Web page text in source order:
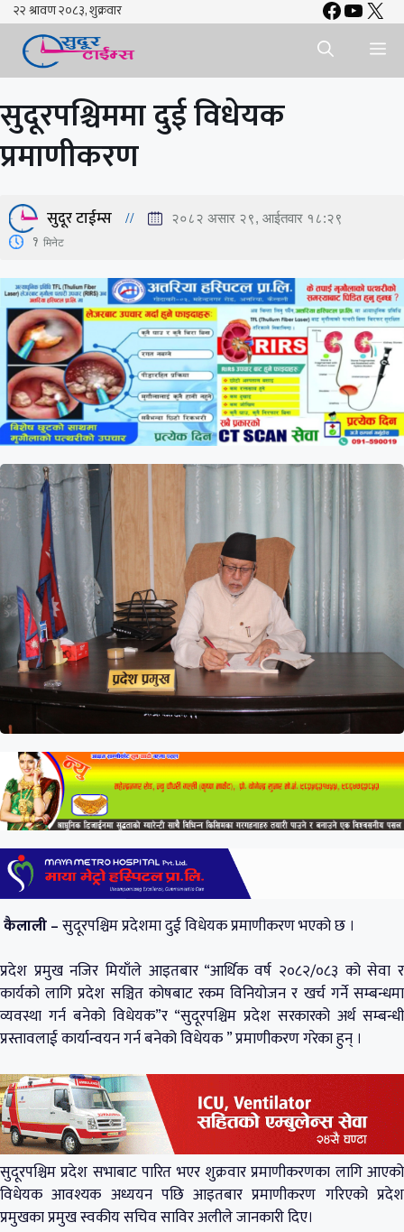
Skip
content
X
सुदूरपश्चिममा दुई विधेयक
प्रमाणीकरण
सुदूर टाईम्स २०८२ असार २९, आईतवार १८:२९
1 मिनेट
कैलाली –सुदूरपश्चिम प्रदेशमा दुई विधेयक प्रमाणीकरण भएको छ ।
प्रदेश प्रमुख नजिर मियाँले आइतबार “आर्थिक वर्ष २०८२/०८३ को सेवा र
कार्यको लागि प्रदेश सञ्चित कोषबाट रकम विनियोजन र खर्च गर्ने सम्बन्धमा
व्यवस्था गर्न बनेको विधेयक”र “सुदूरपश्चिम प्रदेश सरकारको अर्थ सम्बन्धी
प्रस्तावलाई कार्यान्वयन गर्न बनेको विधेयक ” प्रमाणीकरण गरेका हुन् ।
सुदूरपश्चिम प्रदेश सभाबाट पारित भएर शुक्रवार प्रमाणीकरणका लागि आएको
विधेयक आवश्यक अध्ययन पछि आइतबार प्रमाणीकरण गरिएको प्रदेश
प्रमुखका प्रमुख स्वकीय सचिव साविर अलीले जानकारी दिए।